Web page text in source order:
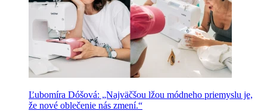
Ľubomíra Dóšová: „Najväčšou lžou módneho priemyslu je,
že nové oblečenie nás zmení.“